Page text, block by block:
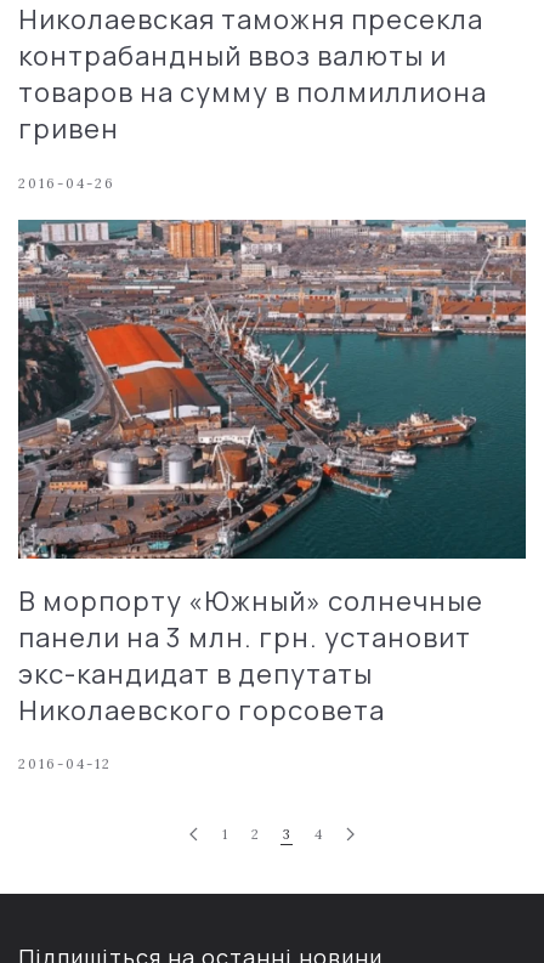
Николаевская таможня пресекла
контрабандный ввоз валюты и
товаров на сумму в полмиллиона
гривен
2016-04-26
В морпорту «Южный» солнечные
панели на 3 млн. грн. установит
экс-кандидат в депутаты
Николаевского горсовета
2016-04-12
1 2 3 4
Підпишіться на останні новини